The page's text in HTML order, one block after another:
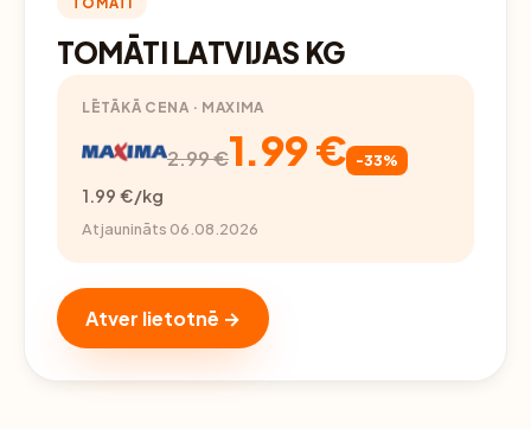
TOMĀTI LATVIJAS KG
LĒTĀKĀ CENA · MAXIMA
2.99 €1.99 € -33%
1.99 €/kg
Atjaunināts 06.08.2026
Atver lietotnē →